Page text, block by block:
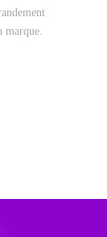
marque.